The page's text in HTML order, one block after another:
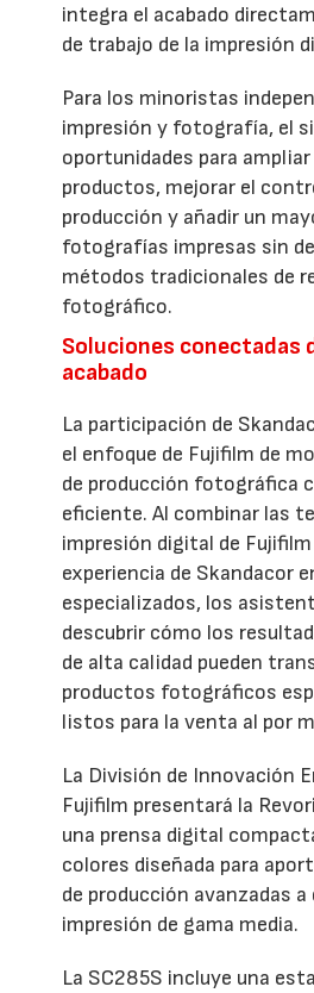
integra el acabado
de trabajo de la impresión
Para los minoristas
impresión y fotografía, el
oportunidades para
productos, mejorar el
producción y añadir un
fotografías impresas sin
métodos tradicionales de
fotográfico.
Soluciones conectadas
acabado
La participación de
el enfoque de Fujifilm de
de producción fotográfica
eficiente. Al combinar las
impresión digital de
experiencia de Skandacor
especializados, los
descubrir cómo los
de alta calidad pueden
productos fotográficos
listos para la venta al por
La División de Innovación
Fujifilm presentará la
una prensa digital
colores diseñada para
de producción avanzadas
impresión de gama media.
La SC285S incluye una